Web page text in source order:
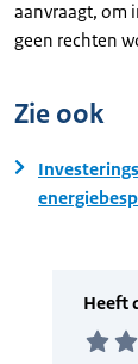
aanvraagt, om
geen rechten
Zie ook